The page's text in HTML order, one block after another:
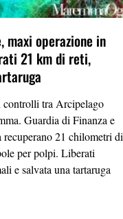
maxi operazione in
21 km di reti,
controlli tra Arcipelago
Guardia di Finanza e
recuperano 21 chilometri di
per polpi. Liberati
e salvata una tartaruga